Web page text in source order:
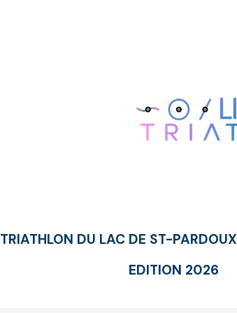
TRIATHLON DU LAC DE ST-PARDOUX
EDITION 2026